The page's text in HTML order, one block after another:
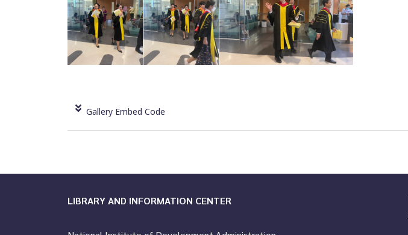
Gallery Embed Code
LIBRARY AND INFORMATION CENTER